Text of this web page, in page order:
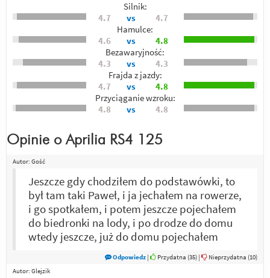
Silnik:
4.7
vs
4.7
Hamulce:
4.6
vs
4.8
Bezawaryjność:
4.3
vs
4.3
Frajda z jazdy:
4.7
vs
4.8
Przyciąganie wzroku:
4.8
vs 4.8
Opinie oAprilia RS4 125
Autor: Gość
Jeszcze gdy chodziłem do podstawówki, to
był tam taki Paweł, i ja jechałem na rowerze,
i go spotkałem, i potem jeszcze pojechałem
do biedronki na lody, i po drodze do domu
wtedy jeszcze, już do domu pojechałem
Odpowiedz | Przydatna (35) | Nieprzydatna (10)
Autor: Glejzik